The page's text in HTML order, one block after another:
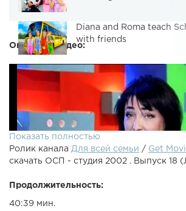
Diana and Roma teach
with friends
Описание видео:
Показать полностью
Ролик канала Для всей семьи / Get
скачать ОСП - студия 2002 . Выпуск 18
Продолжительность:
40:39 мин.